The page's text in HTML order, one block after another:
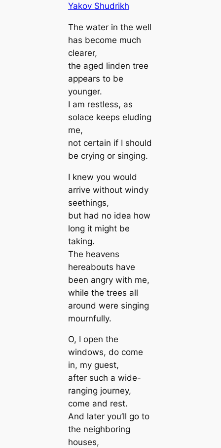
Yakov Shudrikh
The water in the well
has become much
clearer,
the aged linden tree
appears to be
younger.
I am restless, as
solace keeps eluding
me,
not certain if I should
be crying or singing.
I knew you would
arrive without windy
seethings,
but had no idea how
long it might be
taking.
The heavens
hereabouts have
been angry with me,
while the trees all
around were singing
mournfully.
O, I open the
windows, do come
in, my guest,
after such a wide-
ranging journey,
come and rest.
And later you’ll go to
the neighboring
houses,